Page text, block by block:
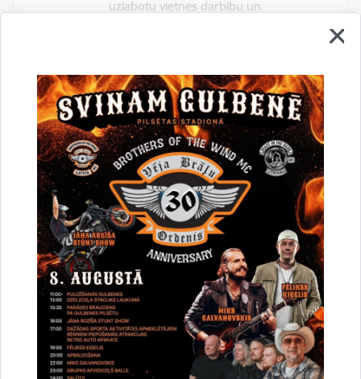
uzlabotu vietnes darbību un
statistisko datu iegūšanai par to, kā
apmeklētājs izmanto vietni.
2 gadi
_gat
Statistikas sīkdatnes (nepieciešamas, lai
uzlabotu vietnes darbību un
pakalpojumus)
Izmanto Google Analytics, lai samazinātu
pieprasījuma līmeni.
1 minūte